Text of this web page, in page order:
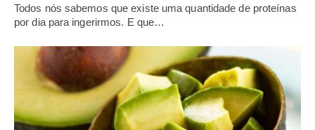
Todos nós sabemos que existe uma quantidade de proteínas
por dia para ingerirmos. E que…